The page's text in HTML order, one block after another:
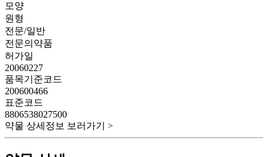
모양
원형
전문/일반
전문의약품
허가일
20060227
품목기준코드
200600466
표준코드
8806538027500
약물 상세정보 보러가기 >